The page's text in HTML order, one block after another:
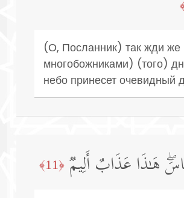
(О, Посланник) так жди же
многобожниками) (того)
небо принесет очевидный
هَـٰذَا عَذَابٌ أَلِیمࣱ ﴿11﴾